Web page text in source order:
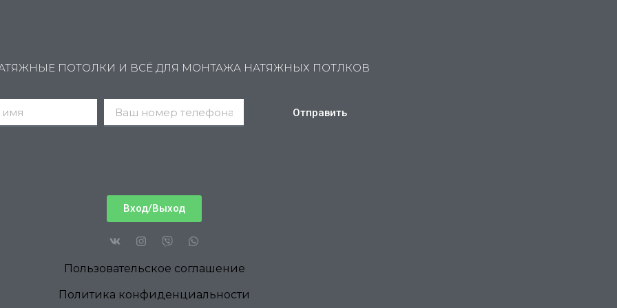
ПОТОЛКИ И ВСЁ ДЛЯ МОНТАЖА НАТЯЖНЫХ ПОТЛКОВ
Отправить
Вход/Выход
Пользовательское соглашение
Политика конфиденциальности